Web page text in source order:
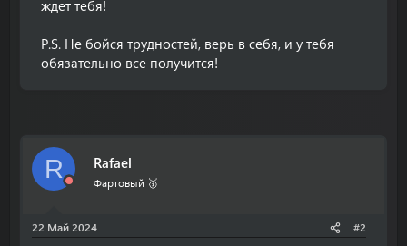
ждет тебя!
P.S. Не бойся трудностей, верь в себя, и у тебя
обязательно все получится!
R Rafael
Фартовый 🥇
22 Май 2024 #2